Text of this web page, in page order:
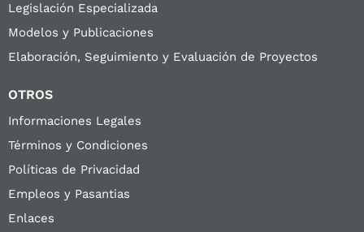
Legislación Especializada
Modelos y Publicaciones
Elaboración, Seguimiento y Evaluación de Proyectos
OTROS
Informaciones Legales
Términos y Condiciones
Políticas de Privacidad
Empleos y Pasantias
Enlaces